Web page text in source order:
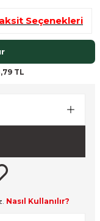
Seçenekleri
TL
Nasıl Kullanılır?